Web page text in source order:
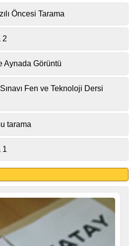
Öncesi Tarama
2
Aynada Görüntü
Fen ve Teknoloji Dersi
tarama
1